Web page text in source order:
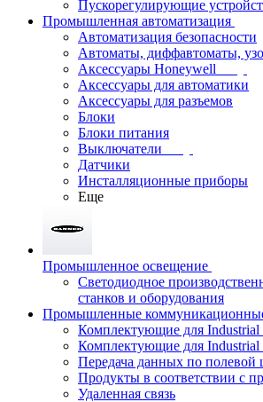
Пускорегулирующие
Промышленная автоматизация
Автоматизация безопасности
Автоматы, диффавтоматы, узо
Аксессуары Honeywell
Аксессуары для автоматики
Аксессуары для разъемов
Блоки
Блоки питания
Выключатели
Датчики
Инсталляционные приборы
Еще
Промышленное освещение
Светодиодное
станков и оборудования
Промышленные
Комплектующие для Industrial
Комплектующие для Industrial
Передача данных по полевой
Продукты в соответствии с
Удаленная связь